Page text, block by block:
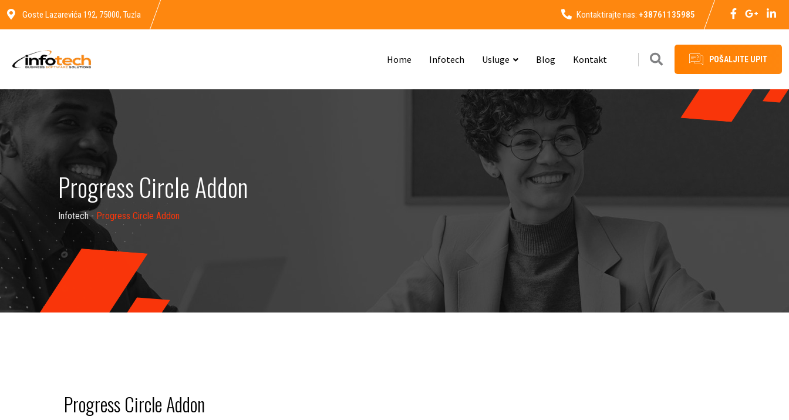
Goste Lazarevića 192, 75000, Tuzla Kontaktirajte nas: +38761135985
Home Infotech Usluge Blog Kontakt POŠALJITE UPIT
Progress Circle Addon
Infotech- Progress Circle Addon
Progress Circle Addon